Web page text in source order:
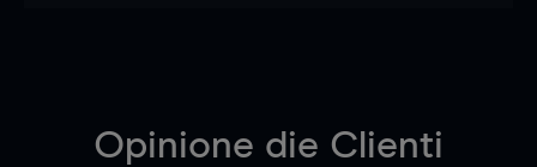
Opinione die Clienti